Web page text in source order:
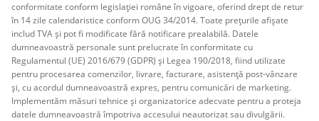
conformitate conform legislației române în vigoare, oferind drept de retur
în 14 zile calendaristice conform OUG 34/2014. Toate prețurile afișate
includ TVA și pot fi modificate fără notificare prealabilă. Datele
dumneavoastră personale sunt prelucrate în conformitate cu
Regulamentul (UE) 2016/679 (GDPR) și Legea 190/2018, fiind utilizate
pentru procesarea comenzilor, livrare, facturare, asistență post-vânzare
și, cu acordul dumneavoastră expres, pentru comunicări de marketing.
Implementăm măsuri tehnice și organizatorice adecvate pentru a proteja
datele dumneavoastră împotriva accesului neautorizat sau divulgării.